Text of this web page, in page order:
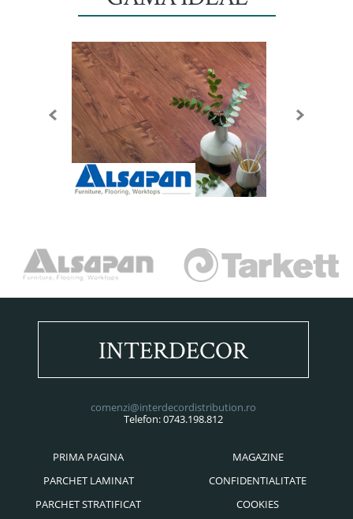
INTERDECOR
comenzi@interdecordistribution.ro
Telefon: 0743.198.812
PRIMA PAGINA
PARCHET LAMINAT
PARCHET STRATIFICAT
MAGAZINE
CONFIDENTIALITATE
COOKIES